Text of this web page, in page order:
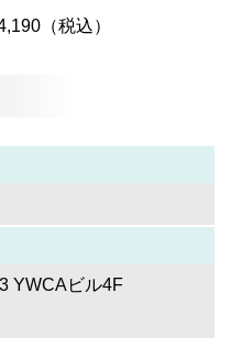
（税込）
YWCAビル4F